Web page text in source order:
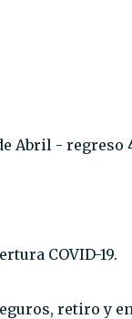
Abril - regreso
COVID-19.⁣
retiro y